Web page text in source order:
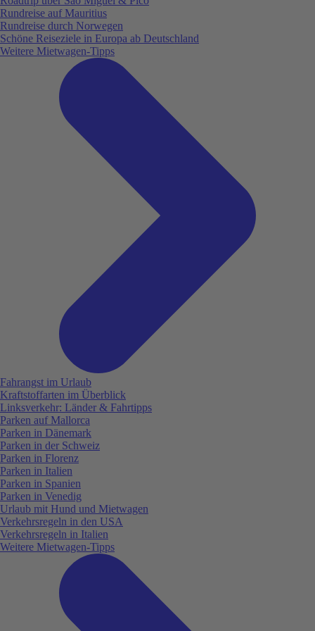
Rundreise auf Mauritius
Rundreise durch Norwegen
Schöne Reiseziele in Europa ab Deutschland
Weitere Mietwagen-Tipps
Fahrangst im Urlaub
Kraftstoffarten im Überblick
Linksverkehr: Länder & Fahrtipps
Parken auf Mallorca
Parken in Dänemark
Parken in der Schweiz
Parken in Florenz
Parken in Italien
Parken in Spanien
Parken in Venedig
Urlaub mit Hund und Mietwagen
Verkehrsregeln in den USA
Verkehrsregeln in Italien
Weitere Mietwagen-Tipps